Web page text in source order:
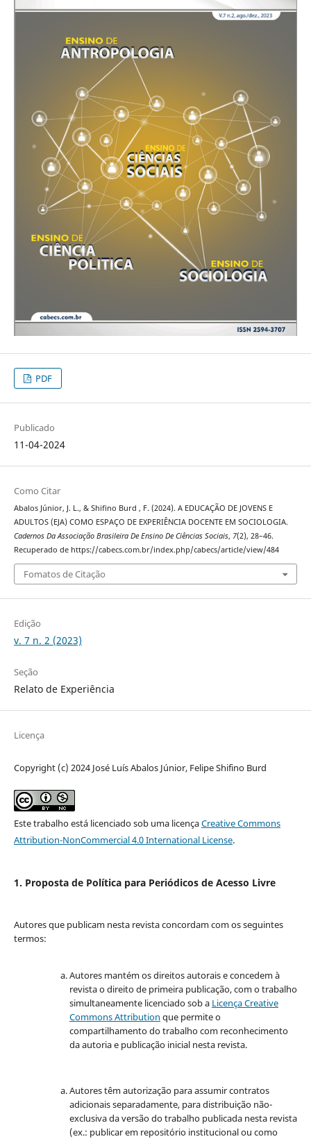
PDF
Publicado
11-04-2024
Como Citar
Abalos Júnior, J. L., & Shifino Burd , F. (2024). A EDUCAÇÃO DE JOVENS E
ADULTOS (EJA) COMO ESPAÇO DE EXPERIÊNCIA DOCENTE EM SOCIOLOGIA.
Cadernos Da Associação Brasileira De Ensino De Ciências Sociais, 7(2), 28–46.
Recuperado de https://cabecs.com.br/index.php/cabecs/article/view/484
Fomatos de Citação
Edição
v. 7 n. 2 (2023)
Seção
Relato de Experiência
Licença
Copyright (c) 2024 José Luís Abalos Júnior, Felipe Shifino Burd
Este trabalho está licenciado sob uma licençaCreative Commons
Attribution-NonCommercial 4.0 International License.
1. Proposta de Política para Periódicos de Acesso Livre
Autores que publicam nesta revista concordam com os seguintes
termos:
Autores mantém os direitos autorais e concedem à
revista o direito de primeira publicação, com o trabalho
simultaneamente licenciado sob a Licença Creative
Commons Attribution que permite o
compartilhamento do trabalho com reconhecimento
da autoria e publicação inicial nesta revista.
Autores têm autorização para assumir contratos
adicionais separadamente, para distribuição não-
exclusiva da versão do trabalho publicada nesta revista
(ex.: publicar em repositório institucional ou como